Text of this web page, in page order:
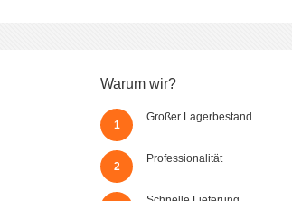
Warum wir?
1
Großer Lagerbestand
2
Professionalität